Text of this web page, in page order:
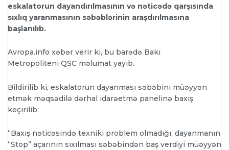
eskalatorun dayandırılmasının və nəticədə qarşısında
sıxlıq yaranmasının səbəblərinin araşdırılmasına
başlanılıb.
Avropa.info xəbər verir ki, bu barədə Bakı
Metropoliteni QSC məlumat yayıb.
Bildirilib ki, eskalatorun dayanması səbəbini müəyyən
etmək məqsədilə dərhal idarəetmə panelinə baxış
keçirilib:
“Baxış nəticəsində texniki problem olmadığı, dayanmanın
“Stop” açarının sıxılması səbəbindən baş verdiyi müəyyən